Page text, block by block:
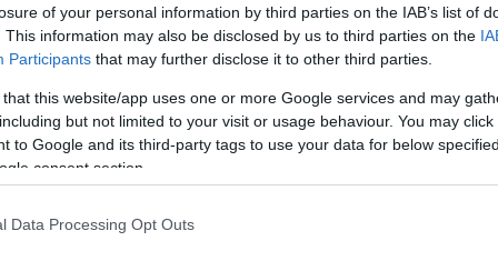
of your personal information by third parties on the IAB’s list of
This information may also be disclosed by us to third parties on the
Participants that may further disclose it to other third parties.
that this website/app uses one or more Google services and may
but not limited to your visit or usage behaviour. You may
to Google and its third-party tags to use your data for below
consent section.
Data Processing Opt Outs
Γεωργιάδης: Τονίζει την ανάγκη
στρατηγικής αντιμετώπισης
Πάρκινσον
νευρολογική ασθένεια απαιτεί ειδικό
στην Ελλάδα ώστε να καταγράφονται με ακρίβεια